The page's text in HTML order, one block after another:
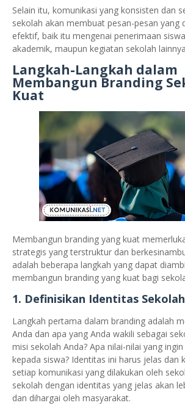
Selain itu, komunikasi yang konsisten dan
sekolah akan membuat pesan-pesan yang
efektif, baik itu mengenai penerimaan
akademik, maupun kegiatan sekolah
Langkah-Langkah dalam
Membangun Branding
Kuat
Membangun branding yang kuat
strategis yang terstruktur dan
adalah beberapa langkah yang dapat
membangun branding yang kuat bagi
1. Definisikan Identitas
Langkah pertama dalam branding adalah
Anda dan apa yang Anda wakili sebagai
misi sekolah Anda? Apa nilai-nilai yang
kepada siswa? Identitas ini harus jelas dan
setiap komunikasi yang dilakukan oleh
sekolah dengan identitas yang jelas akan
dan dihargai oleh masyarakat.